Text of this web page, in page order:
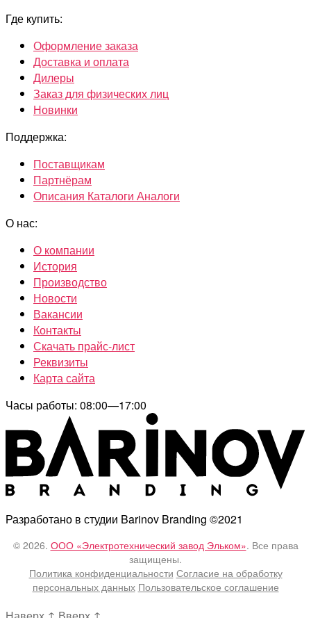
Где купить:
Оформление заказа
Доставка и оплата
Дилеры
Заказ для физических лиц
Новинки
Поддержка:
Поставщикам
Партнёрам
Описания Каталоги Аналоги
О нас:
О компании
История
Производство
Новости
Вакансии
Контакты
Скачать прайс-лист
Реквизиты
Карта сайта
Часы работы: 08:00—17:00
Разработано в студии Barinov Branding ©2021
© 2026. ООО «Электротехнический завод Эльком». Все права
защищены.
Политика конфиденциальности Согласие на обработку
персональных данных Пользовательское соглашение